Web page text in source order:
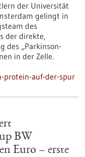
der Universität
gelingt in
des
der direkte,
des „Parkinson-
in der Zelle.
auf-der-spur
BW
Euro – erste